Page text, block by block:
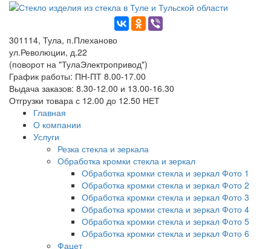
301114, Тула, п.Плеханово
ул.Революции, д.22
(поворот на "ТулаЭлектропривод")
График работы: ПН-ПТ 8.00-17.00
Выдача заказов: 8.30-12.00 и 13.00-16.30
Отгрузки товара с 12.00 до 12.50 НЕТ
Главная
О компании
Услуги
Резка стекла и зеркала
Обработка кромки стекла и зеркал
Обработка кромки стекла и зеркал Фото 1
Обработка кромки стекла и зеркал Фото 2
Обработка кромки стекла и зеркал Фото 3
Обработка кромки стекла и зеркал Фото 4
Обработка кромки стекла и зеркал Фото 5
Обработка кромки стекла и зеркал Фото 6
Фацет